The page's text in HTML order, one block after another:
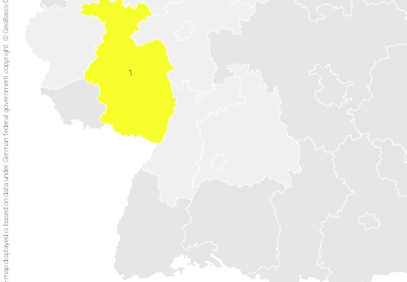
The map displayed is based on data under German federal government copyright: © GeoBasis-DE / BKG 2013 (data modified). 1